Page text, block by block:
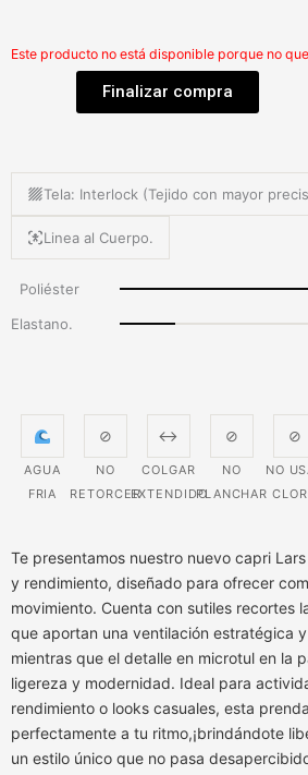
Este producto no está disponible porque no
Finalizar compra
Tela: Interlock (Tejido con mayor
Linea al Cuerpo.
Poliéster
Elastano.
AGUA
FRIA
⊘
NO
RETORCER
↔
COLGAR
EXTENDIDO
⊘
NO
PLANCHAR
⊘
NO
Te presentamos nuestro nuevo capri
y rendimiento, diseñado para ofrecer
movimiento. Cuenta con sutiles recortes
que aportan una ventilación estratégica
mientras que el detalle en microtul en la
ligereza y modernidad. Ideal para
rendimiento o looks casuales, esta
perfectamente a tu ritmo,¡brindándote
un estilo único que no pasa